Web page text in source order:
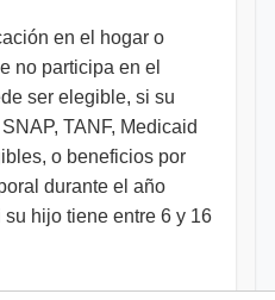
en el hogar o
no participa en el
ser elegible, si su
TANF, Medicaid
o beneficios por
durante el año
hijo tiene entre 6 y 16